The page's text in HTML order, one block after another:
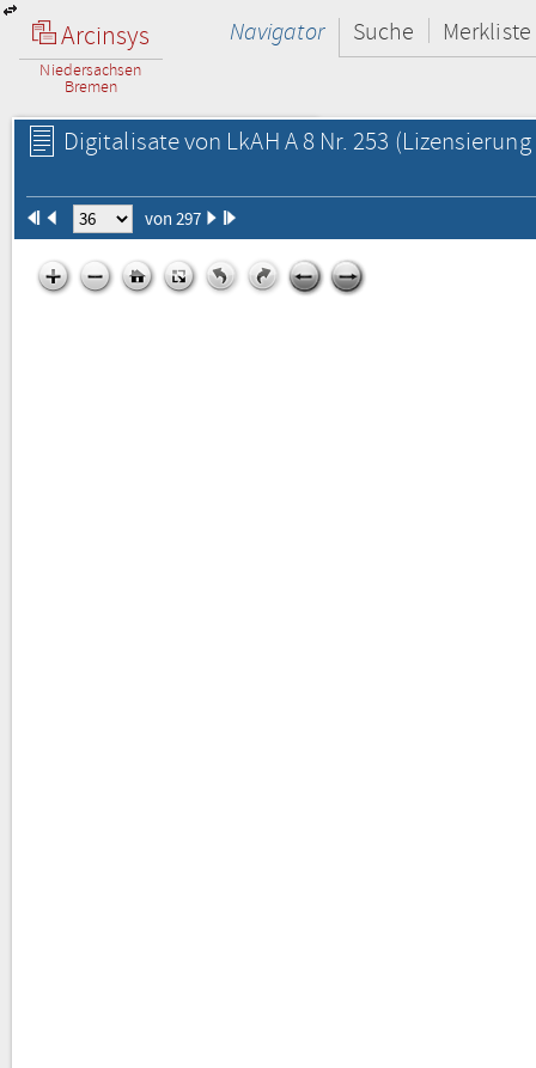
Arcinsys
Niedersachsen
Bremen
Navigator Suche Merkliste
Digitalisate von LkAH A 8 Nr. 253
von 297